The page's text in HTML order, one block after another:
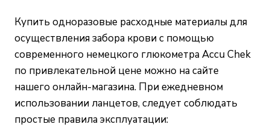
Купить одноразовые расходные материалы для
осуществления забора крови с помощью
современного немецкого глюкометра Accu Chek
по привлекательной цене можно на сайте
нашего онлайн-магазина. При ежедневном
использовании ланцетов, следует соблюдать
простые правила эксплуатации: